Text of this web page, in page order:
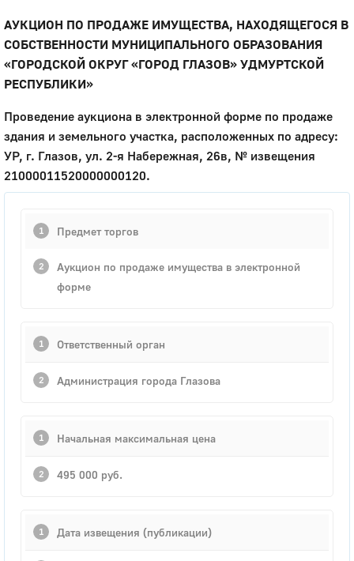
АУКЦИОН ПО ПРОДАЖЕ ИМУЩЕСТВА, НАХОДЯЩЕГОСЯ В
СОБСТВЕННОСТИ МУНИЦИПАЛЬНОГО ОБРАЗОВАНИЯ
«ГОРОДСКОЙ ОКРУГ «ГОРОД ГЛАЗОВ» УДМУРТСКОЙ
РЕСПУБЛИКИ»
Проведение аукциона в электронной форме по продаже
здания и земельного участка, расположенных по адресу:
УР, г. Глазов, ул. 2-я Набережная, 26в, № извещения
21000011520000000120.
Предмет торгов
Аукцион по продаже имущества в электронной
форме
Ответственный орган
Администрация города Глазова
Начальная максимальная цена
495 000 руб.
Дата извещения (публикации)